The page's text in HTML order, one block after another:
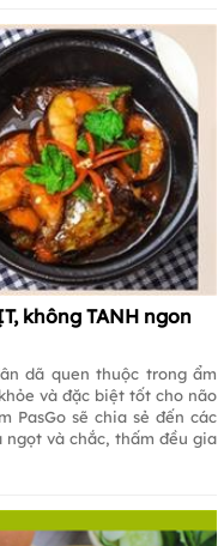
không TANH ngon
dã quen thuộc trong ẩm
và đặc biệt tốt cho não
PasGo sẽ chia sẻ đến các
và chắc, thấm đều gia